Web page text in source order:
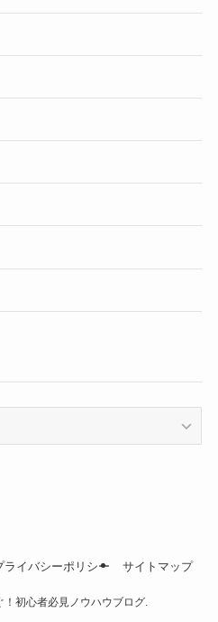
ライバシーポリシー サイトマップ
初心者必見ノウハウブログ.